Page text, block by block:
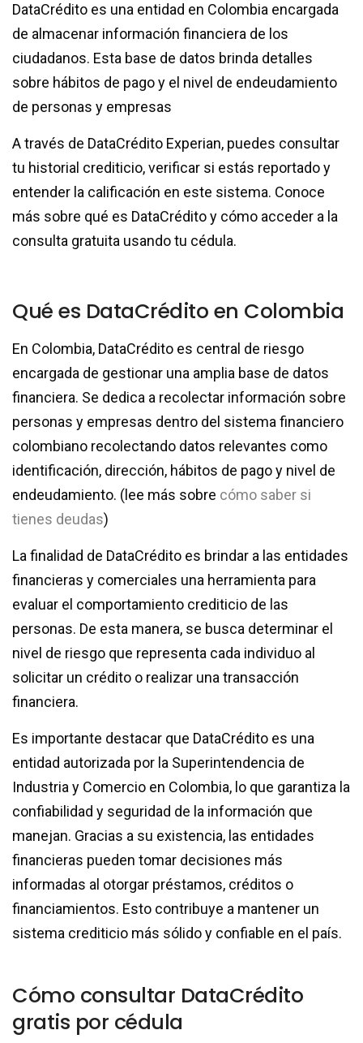
DataCrédito es una entidad en Colombia encargada
de almacenar información financiera de los
ciudadanos. Esta base de datos brinda detalles
sobre hábitos de pago y el nivel de endeudamiento
de personas y empresas
A través de DataCrédito Experian, puedes consultar
tu historial crediticio, verificar si estás reportado y
entender la calificación en este sistema. Conoce
más sobre qué es DataCrédito y cómo acceder a la
consulta gratuita usando tu cédula.
Qué es DataCrédito en Colombia
En Colombia, DataCrédito es central de riesgo
encargada de gestionar una amplia base de datos
financiera. Se dedica a recolectar información sobre
personas y empresas dentro del sistema financiero
colombiano recolectando datos relevantes como
identificación, dirección, hábitos de pago y nivel de
endeudamiento. (lee más sobre cómo saber si
tienes deudas)
La finalidad de DataCrédito es brindar a las entidades
financieras y comerciales una herramienta para
evaluar el comportamiento crediticio de las
personas. De esta manera, se busca determinar el
nivel de riesgo que representa cada individuo al
solicitar un crédito o realizar una transacción
financiera.
Es importante destacar que DataCrédito es una
entidad autorizada por la Superintendencia de
Industria y Comercio en Colombia, lo que garantiza la
confiabilidad y seguridad de la información que
manejan. Gracias a su existencia, las entidades
financieras pueden tomar decisiones más
informadas al otorgar préstamos, créditos o
financiamientos. Esto contribuye a mantener un
sistema crediticio más sólido y confiable en el país.
Cómo consultar DataCrédito
gratis por cédula